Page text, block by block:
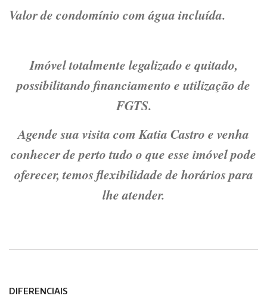
Valor de condomínio com água incluída.
Imóvel totalmente legalizado e quitado,
possibilitando financiamento e utilização de
FGTS.
Agende sua visita com Katia Castro e venha
conhecer de perto tudo o que esse imóvel pode
oferecer, temos flexibilidade de horários para
lhe atender.
DIFERENCIAIS